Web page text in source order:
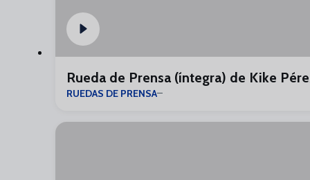
Rueda de Prensa (íntegra) de Kike
RUEDAS DE PRENSA